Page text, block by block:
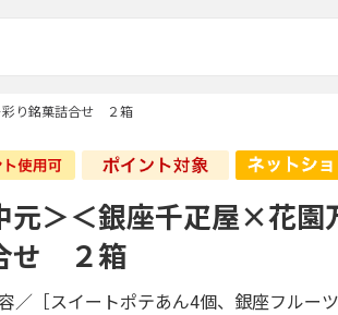
彩り銘菓詰合せ ２箱
元＞＜銀座千疋屋×花園
せ ２箱
／［スイートポテあん4個、銀座フルー